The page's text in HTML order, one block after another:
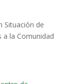
Situación de
a la Comunidad